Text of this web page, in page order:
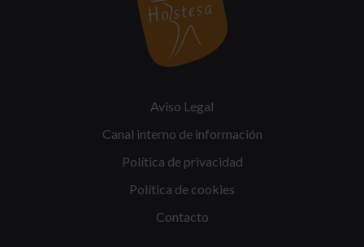
Aviso Legal
Canal interno de información
Política de privacidad
Política de cookies
Contacto